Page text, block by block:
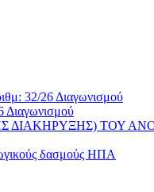
32/26 Διαγωνισμού
Διαγωνισμού
ΔΙΑΚΗΡΥΞΗΣ) ΤΟΥ
δασμούς ΗΠΑ